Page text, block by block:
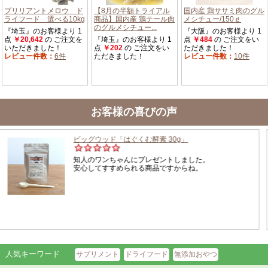
お客様の喜びの声
人気キーワード サプリメント ドライフード 無添加おやつ